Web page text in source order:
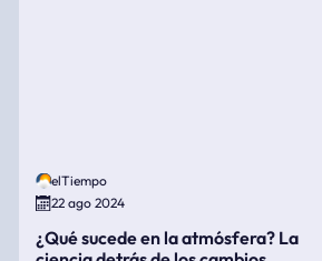
elTiempo
22 ago 2024
¿Qué sucede en la atmósfera? La